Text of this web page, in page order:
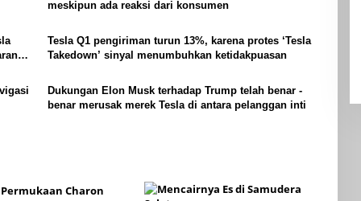
meskipun ada reaksi dari konsumen
Tesla Q1 pengiriman turun 13%, karena protes ‘Tesla
Takedown’ sinyal menumbuhkan ketidakpuasan
Dukungan Elon Musk terhadap Trump telah benar -
benar merusak merek Tesla di antara pelanggan inti